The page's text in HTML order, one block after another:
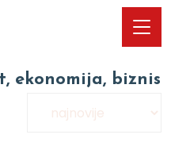
ekonomija, biznis